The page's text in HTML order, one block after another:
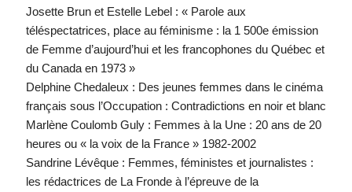
Josette Brun et Estelle Lebel : « Parole aux
téléspectatrices, place au féminisme : la 1 500e émission
de Femme d’aujourd’hui et les francophones du Québec et
du Canada en 1973 »
Delphine Chedaleux : Des jeunes femmes dans le cinéma
français sous l’Occupation : Contradictions en noir et blanc
Marlène Coulomb Guly : Femmes à la Une : 20 ans de 20
heures ou « la voix de la France » 1982-2002
Sandrine Lévêque : Femmes, féministes et journalistes :
les rédactrices de La Fronde à l’épreuve de la